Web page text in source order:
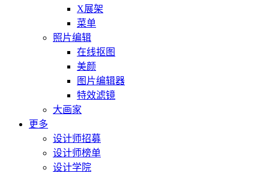
X展架
菜单
照片编辑
在线抠图
美颜
图片编辑器
特效滤镜
大画家
更多
设计师招募
设计师榜单
设计学院